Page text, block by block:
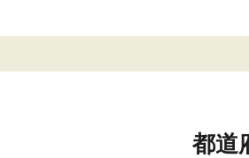
都道